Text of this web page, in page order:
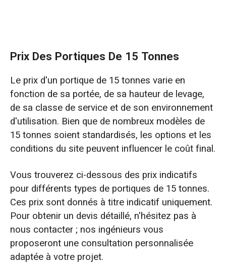
Prix Des Portiques De 15 Tonnes
Le prix d'un portique de 15 tonnes varie en
fonction de sa portée, de sa hauteur de levage,
de sa classe de service et de son environnement
d'utilisation. Bien que de nombreux modèles de
15 tonnes soient standardisés, les options et les
conditions du site peuvent influencer le coût final.
Vous trouverez ci-dessous des prix indicatifs
pour différents types de portiques de 15 tonnes.
Ces prix sont donnés à titre indicatif uniquement.
Pour obtenir un devis détaillé, n'hésitez pas à
nous contacter ; nos ingénieurs vous
proposeront une consultation personnalisée
adaptée à votre projet.